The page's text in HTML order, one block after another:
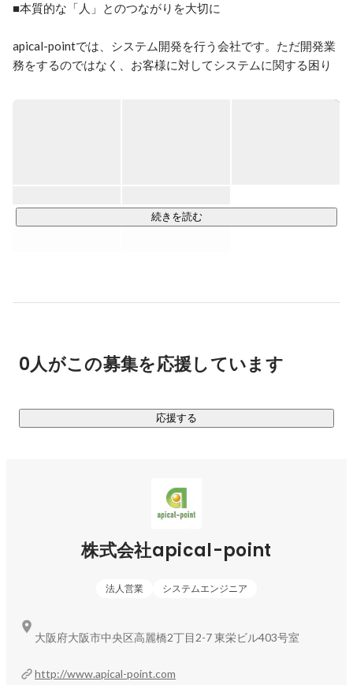
■本質的な「人」とのつながりを大切に
apical-pointでは、システム開発を行う会社です。ただ開発業
務をするのではなく、お客様に対してシステムに関する困り
例えばお客様先の社員さん向けに社内研修を実施したりと、
続きを読む
0人がこの募集を応援しています
応援する
株式会社apical-point
法人営業 システムエンジニア
http://www.apical-point.com
大阪府大阪市中央区高麗橋2丁目2-7 東栄ビル403号室